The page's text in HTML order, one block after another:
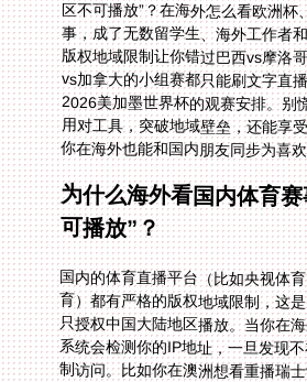
你在海外也能和国内朋友同步为喜
为什么海外看国内体育
可播放”？
国内的体育直播平台（比如央视体
育）都有严格的版权地域限制，这
只授权中国大陆地区播放。当你在
系统会检测你的IP地址，一旦发现
制访问。比如你在澳洲想看重播瑞